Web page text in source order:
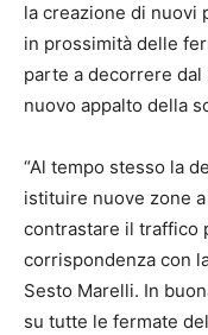
la creazione di nuovi
in prossimità delle
parte a decorrere dal
nuovo appalto della
“Al tempo stesso la
istituire nuove zone
contrastare il traffico
corrispondenza con
Sesto Marelli. In
su tutte le fermate